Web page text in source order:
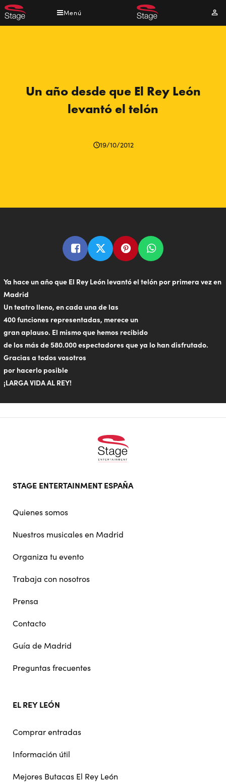
Pasar
al
Menú
Mi
Un año desde que El Rey León
levantó el telón
19/10/2012
Ya hace un año que El Rey León levantó el telón por primera vez en
Madrid
Un teatro lleno, en cada una de las
400 funciones representadas, merece un
gran aplauso. El mismo que hemos recibido
de los más de 580.000 espectadores que ya lo han disfrutado.
Gracias a todos vosotros
por hacerlo posible
¡LARGA VIDA AL REY!
doormat
STAGE ENTERTAINMENT ESPAÑA
Quienes somos
Nuestros musicales en Madrid
Organiza tu evento
Trabaja con nosotros
Prensa
Contacto
Guía de Madrid
Preguntas frecuentes
EL REY LEÓN
Comprar entradas
Información útil
Mejores Butacas El Rey León